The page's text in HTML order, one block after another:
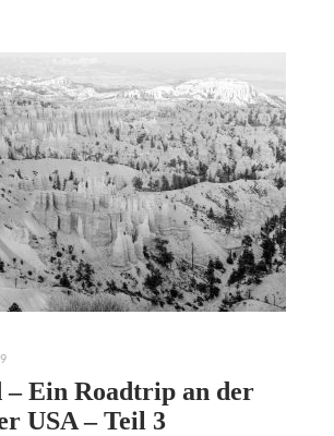
– Ein Roadtrip an der
USA – Teil 3